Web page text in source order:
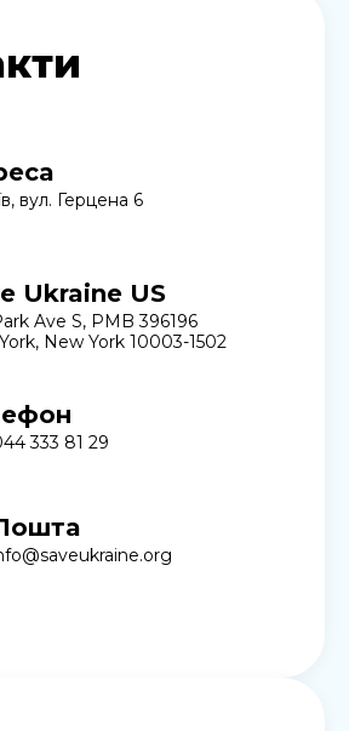
вул. Герцена 6
Ukraine US
Ave S, PMB 396196
New York 10003-1502
333 81 29